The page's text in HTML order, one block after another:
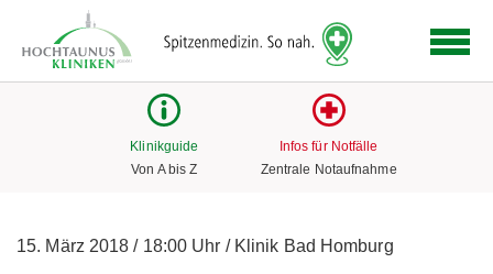
Link
zur
Klinikguide
Von A bis Z
Infos für Notfälle
Zentrale Notaufnahme
15. März 2018/18:00 Uhr /Klinik Bad Homburg